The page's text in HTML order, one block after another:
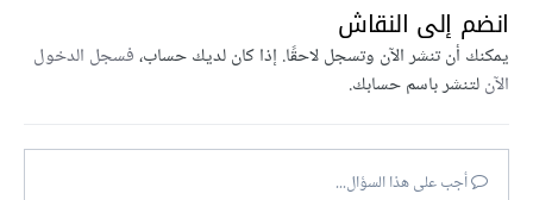
انضم إلى النقاش
يمكنك أن تنشر الآن وتسجل لاحقًا. إذا كان لديك حساب،فسجل الدخول
الآنلتنشر باسم حسابك.
أجب على هذا السؤال...